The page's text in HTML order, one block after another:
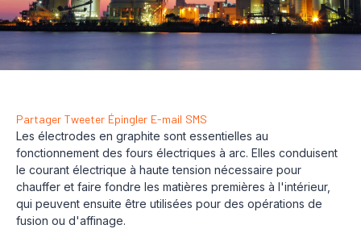
Partager Tweeter Épingler E-mail SMS
Les électrodes en graphite sont essentielles au
fonctionnement des fours électriques à arc. Elles conduisent
le courant électrique à haute tension nécessaire pour
chauffer et faire fondre les matières premières à l'intérieur,
qui peuvent ensuite être utilisées pour des opérations de
fusion ou d'affinage.